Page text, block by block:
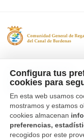
Configura tus
cookies para
En esta web usamos
mostramos y estamos
cookies almacenan
preferencias,
recogidos por este
Tfno. 976 662 311
Ctra Gallur-
Ejea de los
Canal Interno de
Aviso